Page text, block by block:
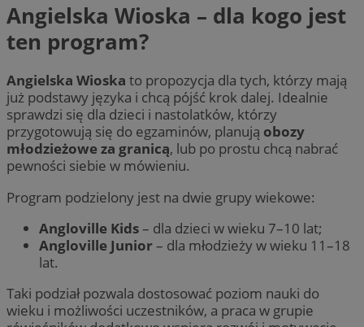
Angielska Wioska – dla kogo jest
ten program?
Angielska Wioska to propozycja dla tych, którzy mają
już podstawy języka i chcą pójść krok dalej. Idealnie
sprawdzi się dla dzieci i nastolatków, którzy
przygotowują się do egzaminów, planują obozy
młodzieżowe za granicą, lub po prostu chcą nabrać
pewności siebie w mówieniu.
Program podzielony jest na dwie grupy wiekowe:
Angloville Kids– dla dzieci w wieku 7–10 lat;
Angloville Junior– dla młodzieży w wieku 11–18
lat.
Taki podział pozwala dostosować poziom nauki do
wieku i możliwości uczestników, a praca w grupie